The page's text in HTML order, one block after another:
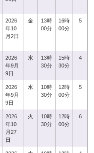
2026
年10
月2日
金
13時
00分
16時
00分
5
2026
年9月
9日
水
13時
30分
15時
30分
4
2026
年9月
9日
水
10時
30分
12時
00分
5
2026
年10
月27
日
火
10時
30分
12時
00分
6